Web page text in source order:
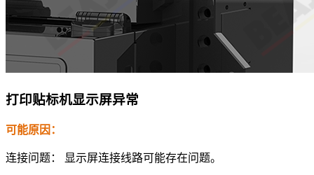
打印贴标机显示屏异常
可能原因：
连接问题： 显示屏连接线路可能存在问题。